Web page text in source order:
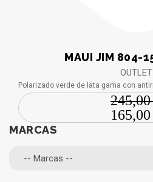
MAUI JIM 804-
OUTLET
Polarizado verde de lata gama con
MARCAS